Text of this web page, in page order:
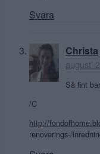
Svara
Christa
augusti
Så fint
/C
http://
renoverings-/